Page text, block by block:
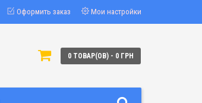
Оформить заказ Мои настройки
0 ТОВАР(ОВ) - 0 ГРН